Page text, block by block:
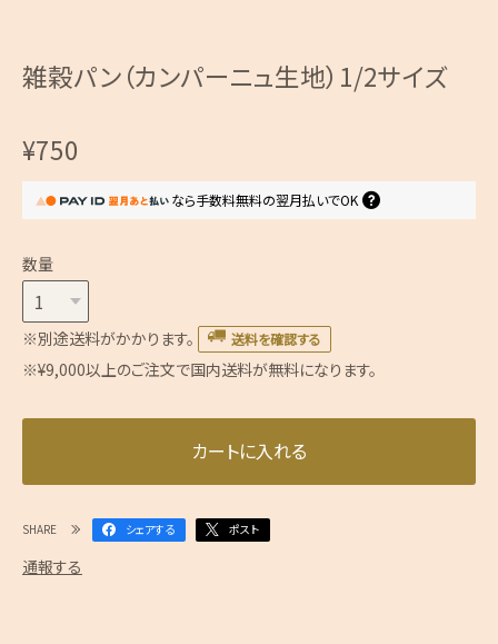
雑穀パン（カンパーニュ生地）1/2サイズ
¥750
なら手数料無料の翌月払いでOK
数量
※別途送料がかかります。 送料を確認する
※¥9,000以上のご注文で国内送料が無料になります。
カートに入れる
SHARE シェアする ポスト
通報する